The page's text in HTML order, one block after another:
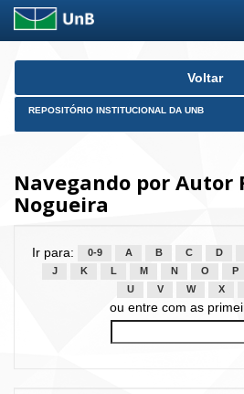
Skip
Voltar
REPOSITÓRIO INSTITUCIONAL DA UNB
Navegando por Autor
Nogueira
Ir para: 0-9 A B C D
J
K L M N O P
U
V W X
ou entre com as